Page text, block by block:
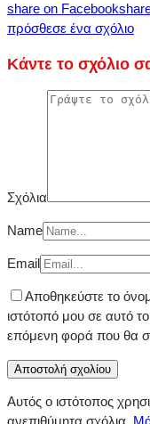
share on Facebook
πρόσθεσε ένα σχόλιο
Κάντε το σχόλιο
Σχόλια
Name
Email
Αποθηκεύστε το
ιστότοπό μου σε αυτό
επόμενη φορά που θα
Αυτός ο ιστότοπος